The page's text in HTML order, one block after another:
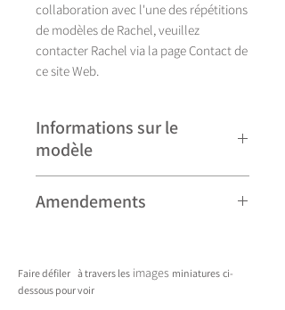
collaboration avec l'une des répétitions
de modèles de Rachel, veuillez
contacter Rachel via la page Contact de
ce site Web.
Informations sur le
modèle
décline actuellement en huit couleurs.
Amendements
mineures et peuvent donc différer
légèrement de ceux présentés. Toute
Faire défiler à travers les images miniatures ci-
dessous pour voir